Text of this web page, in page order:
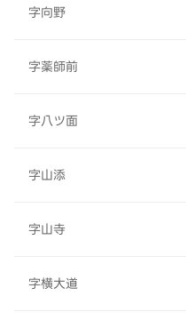
字向野
字薬師前
字八ツ面
字山添
字山寺
字横大道